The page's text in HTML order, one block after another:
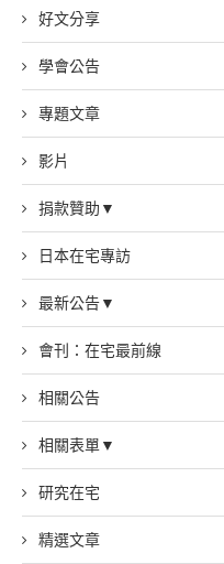
好文分享
學會公告
專題文章
影片
捐款贊助▼
日本在宅專訪
最新公告▼
會刊：在宅最前線
相關公告
相關表單▼
研究在宅
精選文章